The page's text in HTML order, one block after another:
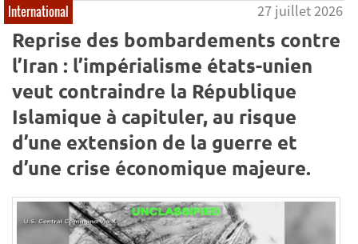
International 27 juillet 2026
Reprise des bombardements contre
l’Iran : l’impérialisme états-unien
veut contraindre la République
Islamique à capituler, au risque
d’une extension de la guerre et
d’une crise économique majeure.